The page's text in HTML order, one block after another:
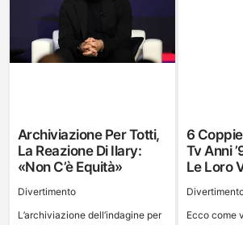
Archiviazione Per Totti,
La Reazione Di Ilary:
«Non C’è Equità»
Divertimento
L’archiviazione dell’indagine per
6
Tv Anni
Le Loro
Ecco come